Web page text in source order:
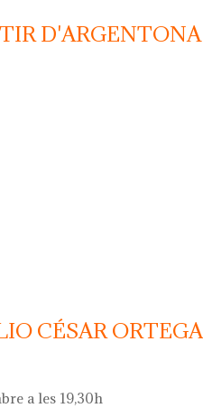
D'ARGENTONA
d'aquest any
CÉSAR ORTEGA
a les 19,30h